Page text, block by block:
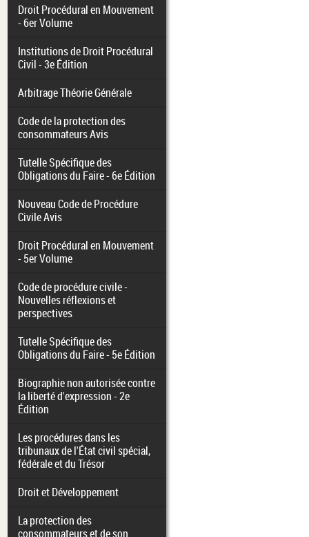
Droit Procédural en Mouvement
- 6er Volume
Institutions de Droit Procédural
Civil - 3e Édition
Arbitrage Théorie Générale
Code de la protection des
consommateurs Avis
Tutelle Spécifique des
Obligations du Faire - 6e Édition
Nouveau Code de Procédure
Civile Avis
Droit Procédural en Mouvement
- 5er Volume
Code de procédure civile -
Nouvelles réflexions et
perspectives
Tutelle Spécifique des
Obligations du Faire - 5e Édition
Biographie non autorisée contre
la liberté d'expression - 2e
Édition
Les procédures dans les
tribunaux de l'État civil spécial,
fédérale et du Trésor
Droit et Développement
La protection des
consommateurs et de son